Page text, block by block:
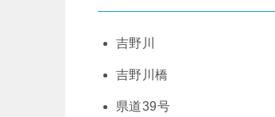
吉野川
吉野川橋
県道39号